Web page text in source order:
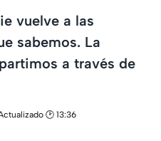
vuelve a las
sabemos. La
a través de
Actualizado 🕑 13:36